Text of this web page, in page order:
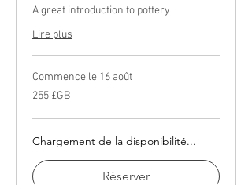
A great introduction to pottery
Lire plus
Commence le 16 août
255
livres
255 £GB
Chargement de la disponibilité...
Réserver